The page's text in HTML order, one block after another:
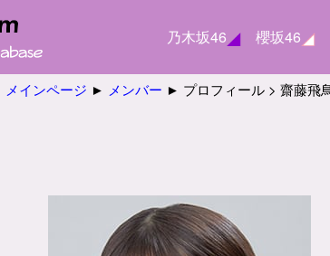
乃木坂46 櫻坂46
メインページ ► メンバー ► プロフィール > 齋藤飛